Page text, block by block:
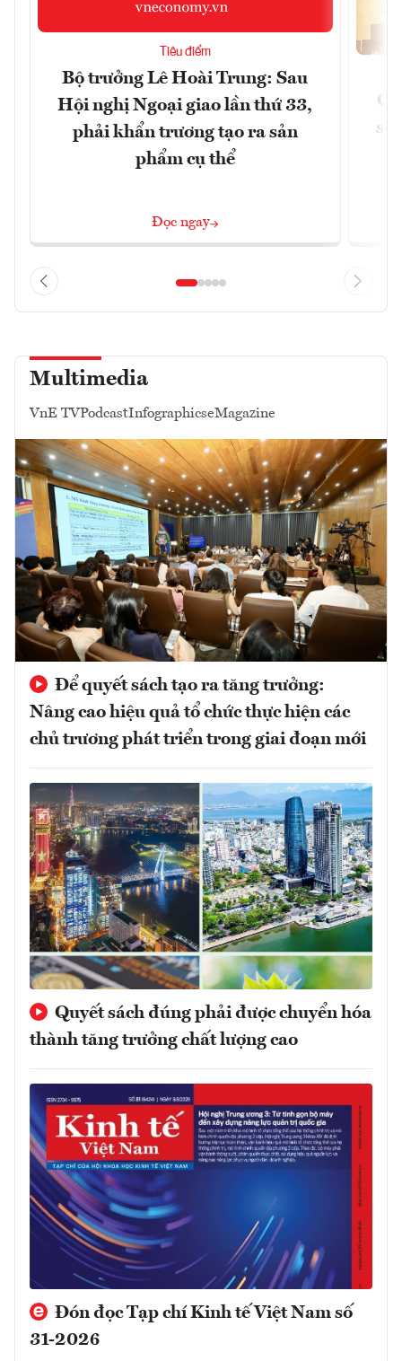
Tiêu điểm
Bộ trưởng Lê Hoài Trung: Sau
Hội nghị Ngoại giao lần thứ 33,
phải khẩn trương tạo ra sản
phẩm cụ thể
Đọc ngay
Multimedia
VnE TVPodcastInfographicseMagazine
Để quyết sách tạo ra tăng trưởng:
Nâng cao hiệu quả tổ chức thực hiện các
chủ trương phát triển trong giai đoạn mới
Quyết sách đúng phải được chuyển hóa
thành tăng trưởng chất lượng cao
Đón đọc Tạp chí Kinh tế Việt Nam số
31-2026